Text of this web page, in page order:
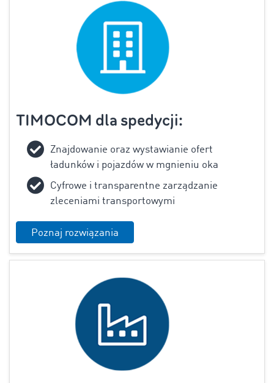
TIMOCOM dla spedycji:
Znajdowanie oraz wystawianie ofert
ładunków i pojazdów w mgnieniu oka
Cyfrowe i transparentne zarządzanie
zleceniami transportowymi
Poznaj rozwiązania